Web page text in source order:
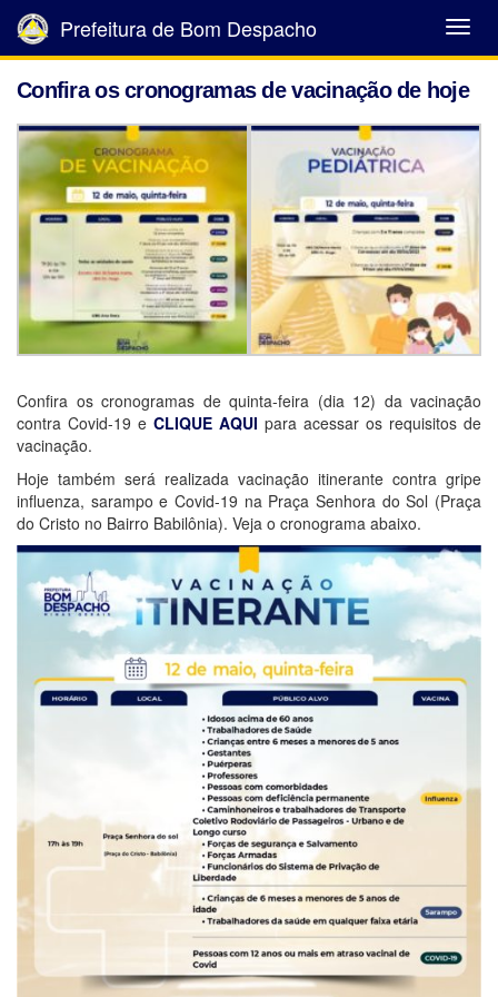
Abrir
Menu
Prefeitura de Bom Despacho
Confira os cronogramas de vacinação de hoje
Confira os cronogramas de quinta-feira (dia 12) da vacinação
contra Covid-19 e CLIQUE AQUI para acessar os requisitos de
vacinação.
Hoje também será realizada vacinação itinerante contra gripe
influenza, sarampo e Covid-19 na Praça Senhora do Sol (Praça
do Cristo no Bairro Babilônia). Veja o cronograma abaixo.